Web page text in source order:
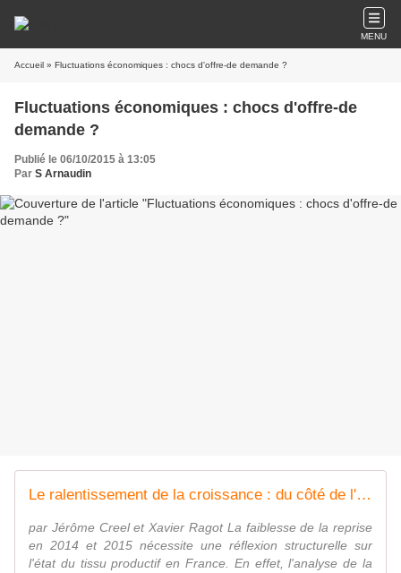
MENU
Accueil » Fluctuations économiques : chocs d'offre-de demande ?
Fluctuations économiques : chocs d'offre-de
demande ?
Publié le 06/10/2015 à 13:05
Par S Arnaudin
Le ralentissement de la croissance : du côté de l'offre ? - OFCE le blog
par Jérôme Creel et Xavier Ragot La faiblesse de la reprise
en 2014 et 2015 nécessite une réflexion structurelle sur
l'état du tissu productif en France. En effet, l'analyse de la